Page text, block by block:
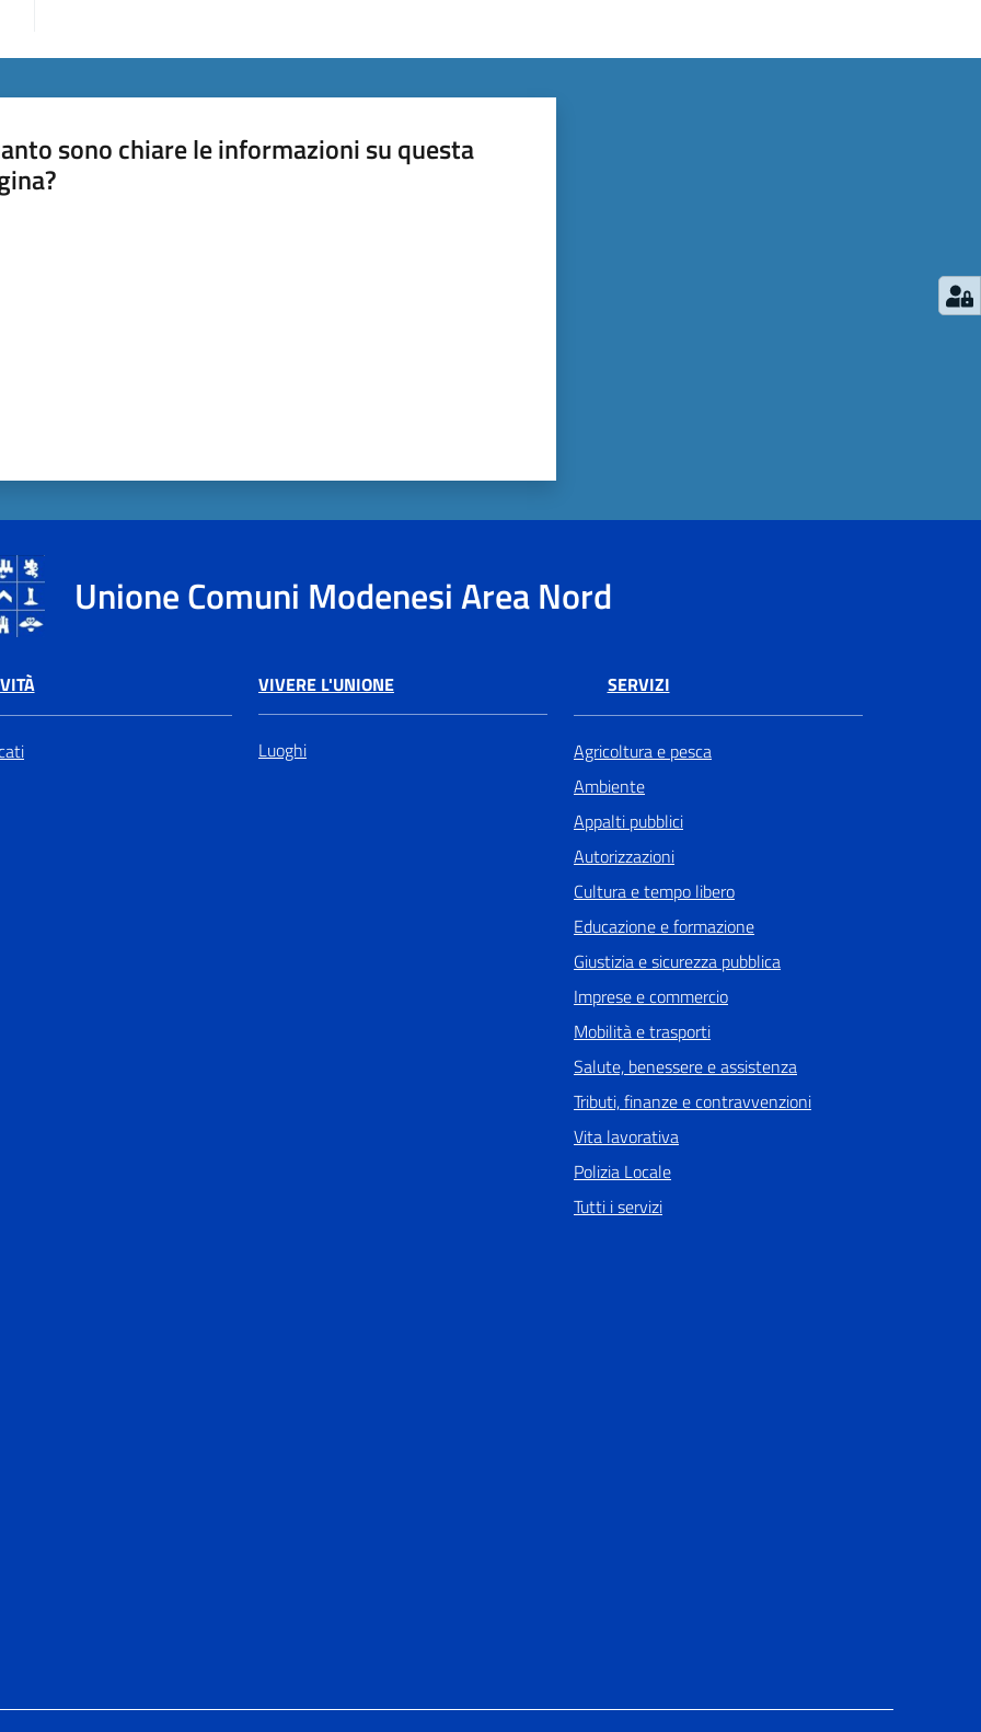
sono chiare le informazioni su questa
Unione Comuni Modenesi Area Nord
VIVERE L'UNIONE
Luoghi
SERVIZI
Agricoltura e pesca
Ambiente
Appalti pubblici
Autorizzazioni
Cultura e tempo libero
Educazione e formazione
Giustizia e sicurezza pubblica
Imprese e commercio
Mobilità e trasporti
Salute, benessere e assistenza
Tributi, finanze e contravvenzioni
Vita lavorativa
Polizia Locale
Tutti i servizi